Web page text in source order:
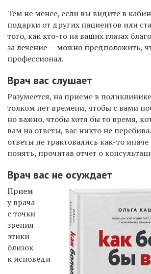
Тем не менее, если вы видите в
подарки от других пациентов или
того, как кто-то на ваших глазах
за лечение — можно предположить,
профессионал.
Врач вас слушает
Разумеется, на приеме в
толком нет времени, чтобы с вами
но важно, чтобы хотя бы то время,
вам на ответы, вас никто не
ответы не трактовались как-то
понять, прочитав отчет о
Врач вас не осуждает
Прием
у врача
с точки
зрения
этики
близок
к исповеди